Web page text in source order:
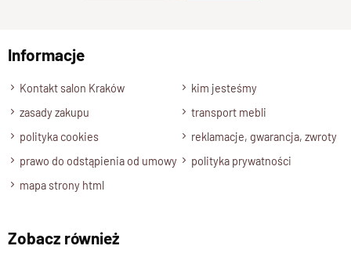
półmatowym.
tradycyjnym.
Szerokość
60 cm.
Wysokość
Głębokość
Wyślij opinię
Informacje
Kontakt salon Kraków
kim jesteśmy
zasady zakupu
transport mebli
polityka cookies
reklamacje, gwarancja, zwroty
prawo do odstąpienia od umowy
polityka prywatności
mapa strony html
Zobacz również